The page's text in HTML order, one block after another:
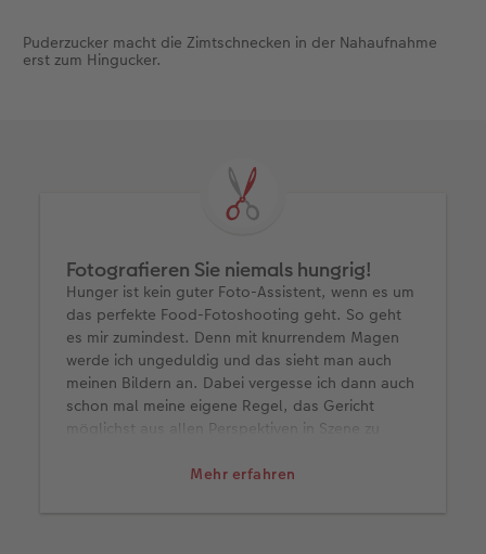
Puderzucker macht die Zimtschnecken in der Nahaufnahme
erst zum Hingucker.
Mehr erfahren
Fotografieren Sie niemals hungrig!
Hunger ist kein guter Foto-Assistent, wenn es um
das perfekte Food-Fotoshooting geht. So geht
es mir zumindest. Denn mit knurrendem Magen
werde ich ungeduldig und das sieht man auch
meinen Bildern an. Dabei vergesse ich dann auch
schon mal meine eigene Regel, das Gericht
möglichst aus allen Perspektiven in Szene zu
Denn eine weitere meiner Regeln lautet: